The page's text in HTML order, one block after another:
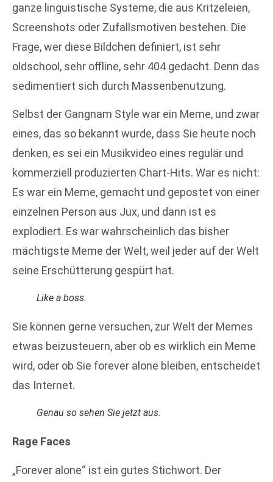
ganze linguistische Systeme, die aus Kritzeleien,
Screenshots oder Zufallsmotiven bestehen. Die
Frage, wer diese Bildchen definiert, ist sehr
oldschool, sehr offline, sehr 404 gedacht. Denn das
sedimentiert sich durch Massenbenutzung.
Selbst der Gangnam Style war ein Meme, und zwar
eines, das so bekannt wurde, dass Sie heute noch
denken, es sei ein Musikvideo eines regulär und
kommerziell produzierten Chart-Hits. War es nicht:
Es war ein Meme, gemacht und gepostet von einer
einzelnen Person aus Jux, und dann ist es
explodiert. Es war wahrscheinlich das bisher
mächtigste Meme der Welt, weil jeder auf der Welt
seine Erschütterung gespürt hat.
Like a boss.
Sie können gerne versuchen, zur Welt der Memes
etwas beizusteuern, aber ob es wirklich ein Meme
wird, oder ob Sie forever alone bleiben, entscheidet
das Internet.
Genau so sehen Sie jetzt aus.
Rage Faces
„Forever alone“ ist ein gutes Stichwort. Der